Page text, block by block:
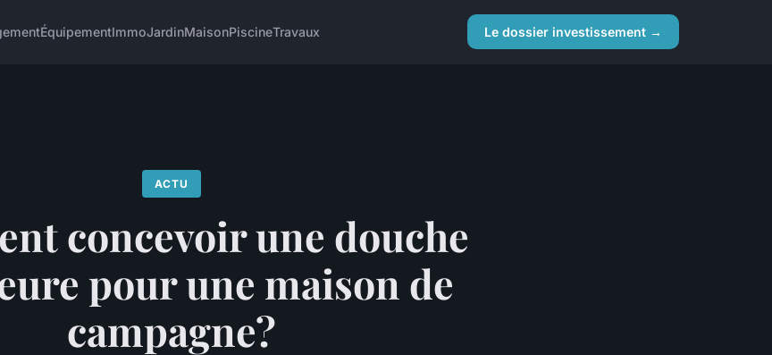
ÉquipementImmoJardinMaisonPiscineTravaux Le dossier investissement →
ACTU
concevoir une douche
pour une maison de
campagne?